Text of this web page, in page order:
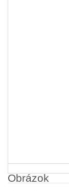
Obrázok